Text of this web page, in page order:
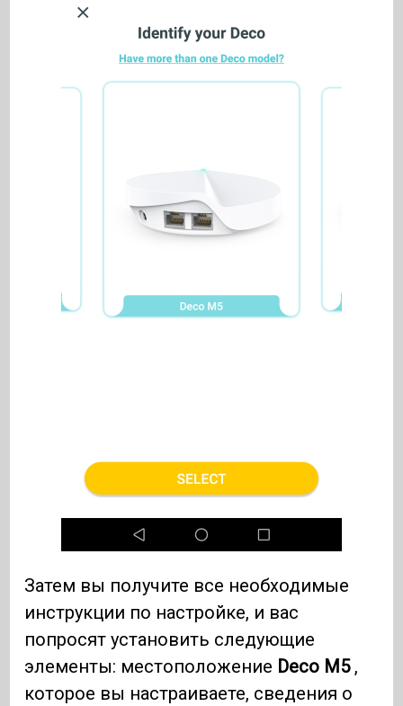
Затем вы получите все необходимые
инструкции по настройке, и вас
попросят установить следующие
элементы: местоположение Deco M5,
которое вы настраиваете, сведения о